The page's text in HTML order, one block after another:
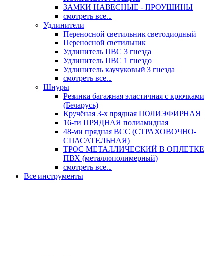
ЗАМКИ НАВЕСНЫЕ - ПРОУШИНЫ
смотреть все...
Удлинители
Переносной светильник светодиодный
Переносной светильник
Удлинитель ПВС 3 гнезда
Удлинитель ПВС 1 гнездо
Удлинитель каучуковый 3 гнезда
смотреть все...
Шнуры
Резинка багажная эластичная с крючками
(Беларусь)
Кручёная 3-х прядная ПОЛИЭФИРНАЯ
16-ти ПРЯДНАЯ полиамидная
48-ми прядная ВСС (СТРАХОВОЧНО-
СПАСАТЕЛЬНАЯ)
ТРОС МЕТАЛЛИЧЕСКИЙ В ОПЛЕТКЕ
ПВХ (металлополимерный)
смотреть все...
Все инструменты